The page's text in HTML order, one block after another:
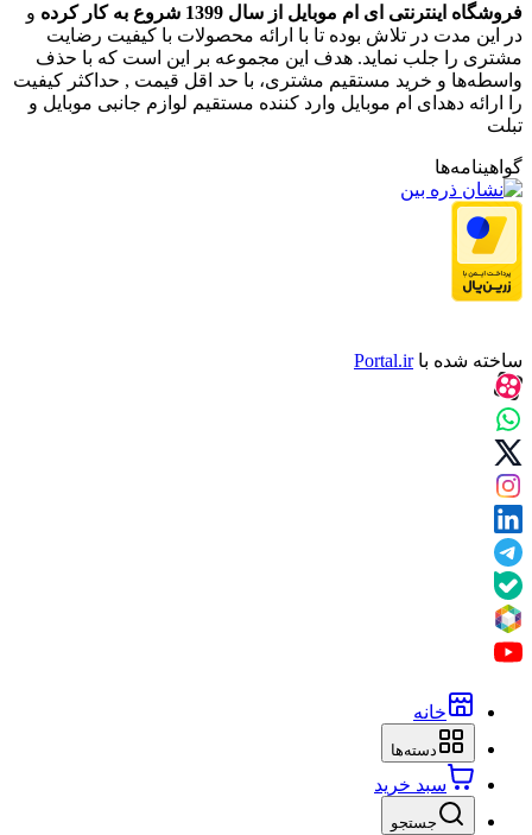
فروشگاه اینترنتی ای ام موبایل از سال 1399 شروع به کار کرده
و
در این مدت در تلاش بوده تا با ارائه محصولات با کیفیت رضایت
مشتری را جلب نماید. هدف این مجموعه بر این است که با حذف
واسطه‌ها و خرید مستقیم مشتری، با حد اقل قیمت , حداکثر کیفیت
را ارائه دهدای ام موبایل وارد کننده مستقیم لوازم جانبی موبایل و
تبلت
گواهینامه‌ها
ساخته شده باPortal.ir
خانه
دسته‌ها
سبد خرید
جستجو